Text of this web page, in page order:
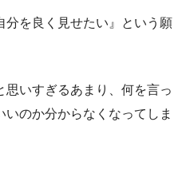
分を良く見せたい』という願
思いすぎるあまり、何を言っ
のか分からなくなってしま